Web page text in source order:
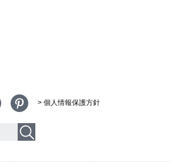
> 個人情報保護方針